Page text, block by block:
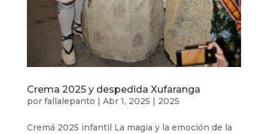
Crema 2025 y despedida Xufaranga
por fallalepanto | Abr 1, 2025 | 2025
Cremá 2025 infantil La magia y la emoción de la